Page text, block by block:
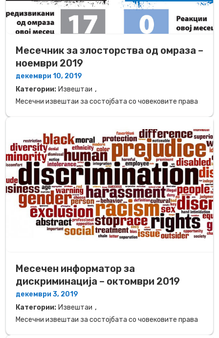
Mесечник за злосторства од омраза –
ноември 2019
декември 10, 2019
Категории: Извештаи ,
Месечни извештаи за состојбата со човековите права
Месечен информатор за
дискриминација – октомври 2019
декември 3, 2019
Категории: Извештаи ,
Месечни извештаи за состојбата со човековите права